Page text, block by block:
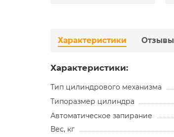
Характеристики Отзывы
Характеристики:
Тип цилиндрового механизма
Типоразмер цилиндра
Автоматическое запирание
Вес, кг